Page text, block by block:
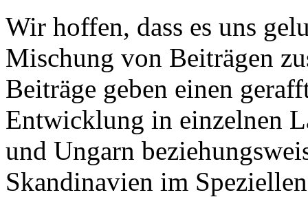
Wir hoffen, dass es uns
Mischung von Beiträgen
Beiträge geben einen
Entwicklung in einzelnen
und Ungarn
Skandinavien im